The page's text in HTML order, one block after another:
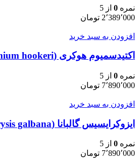
نمره 0 از 5
2٬389٬000 تومان
افزودن به سبد خرید
اکتیدسمیوم هوکری (Actidesmium hookeri)
نمره 0 از 5
7٬890٬000 تومان
افزودن به سبد خرید
ایزوکرایسیس گالبانا (Isochrysis galbana)
نمره 0 از 5
7٬890٬000 تومان